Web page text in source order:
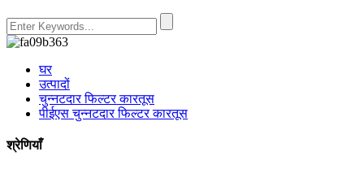
घर
उत्पादों
चुन्नटदार फिल्टर कारतूस
पीईएस चुन्नटदार फिल्टर कारतूस
श्रेणियाँ